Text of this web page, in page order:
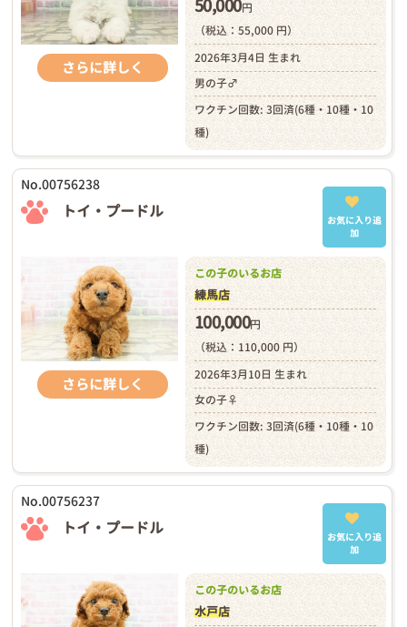
さらに詳しく
50,000円
（税込：55,000 円）
2026年3月4日 生まれ
男の子♂
ワクチン回数: 3回済(6種・10種・10
種)
No.00756238
トイ・プードル
お気に入り追
加
さらに詳しく
この子のいるお店
練馬店
100,000円
（税込：110,000 円）
2026年3月10日 生まれ
女の子♀
ワクチン回数: 3回済(6種・10種・10
種)
No.00756237
トイ・プードル
お気に入り追
加
この子のいるお店
水戸店